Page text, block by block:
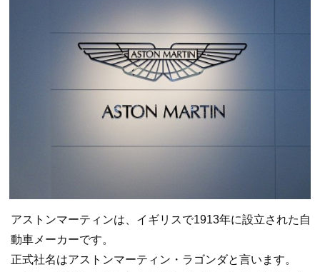
アストンマーティンは、イギリスで1913年に設立された自
動車メーカーです。
正式社名はアストンマーティン・ラゴンダと言います。